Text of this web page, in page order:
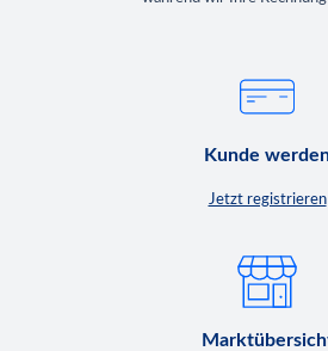
Kunde
Jetzt registrieren